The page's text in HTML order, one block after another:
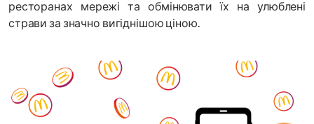
ресторанах мережі та обмінювати їх на улюблені
страви за значно вигіднішою ціною.